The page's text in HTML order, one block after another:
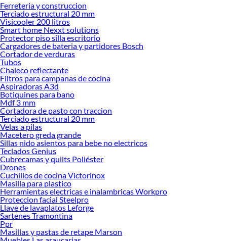
Desde remodelaciones hasta proyectos de decoración, estamos aquí para hacer
tus ideas realidad. ¡Visítanos y encuentra todo lo que tenemos para ofrecerte en
Lavaplatos sobrepuestos!
Explora la variedad de productos de Lavaplatos sobrepuestos en
Sodimac
Herramientas, materiales y accesorios de calidad para tus proyectos y
renovación de espacios. ¡Visítanos y descubre todo lo que tenemos para
ofrecerte!
Encuentra una amplia variedad de productos de Lavaplatos sobrepuestos en
Sodimac. Encuentra todo lo necesario para tus proyectos de renovación y
decoración. ¡Visítanos y haz tus ideas realidad!
Ferreteria y construccion
Terciado estructural 20 mm
Visicooler 200 litros
Smart home Nexxt solutions
Protector piso silla escritorio
Cargadores de bateria y partidores Bosch
Cortador de verduras
Tubos
Chaleco reflectante
Filtros para campanas de cocina
Aspiradoras A3d
Botiquines para bano
Mdf 3 mm
Cortadora de pasto con traccion
Terciado estructural 20 mm
Velas a pilas
Macetero greda grande
Sillas nido asientos para bebe no electricos
Teclados Genius
Cubrecamas y quilts Poliéster
Drones
Cuchillos de cocina Victorinox
Masilla para plastico
Herramientas electricas e inalambricas Workpro
Proteccion facial Steelpro
Llave de lavaplatos Leforge
Sartenes Tramontina
Ppr
Masillas y pastas de retape Marson